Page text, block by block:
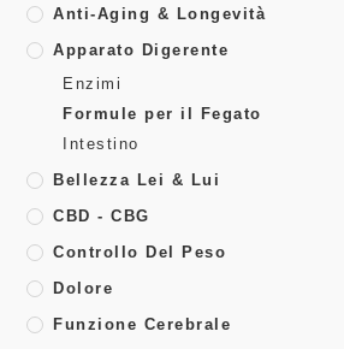
Anti-Aging & Longevità
Apparato Digerente
Enzimi
Formule per il Fegato
Intestino
Bellezza Lei & Lui
CBD - CBG
Controllo Del Peso
Dolore
Funzione Cerebrale